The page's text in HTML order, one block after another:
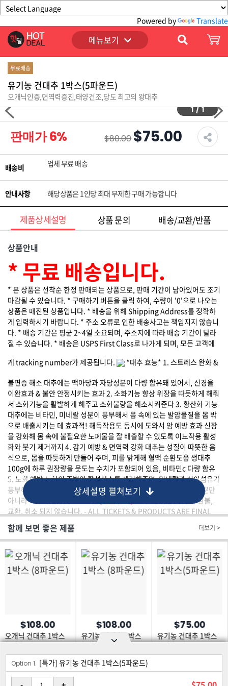
Powered by Translate
메뉴보기
무료배송
유기농 건대추 1박스(5파운드)
오개닉인증,면역력증진,태양건조,당도 최고의 왕대추
1 / 1
판매가6% $80.00 $75.00
배송비 업체 무료 배송
안내사항 해당상품은 1인당 최대 무제한 구매 가능합니다
제품상세설명 상품 문의 배송/교환/반품
상품안내
* 무료 배송입니다.
* 본 상품은 선착순 한정 판매되는 상품으로, 판매 기간이 남아있어도 조기
마감될 수 있습니다. * 구매하기 버튼을 클릭 하여, 수량이 '0'으로 나오는
상품은 매진된 상품입니다. * 배송을 위해 Shipping Address를 정확하
게 입력하시기 바랍니다. * 주소 오류로 인한 배송사고는 책임지지 않습니
다. * 배송 기간은 평균 2~4일 소요되며, 주소지에 따라 배송 기간이 달라
질 수 있습니다. * 배송은 USPS First Class로 나가게 되며, 모든 고객에
게 tracking number가 제공됩니다.
*대추 효능* 1. 스트레스 완화 &
불면증 해소 대추에는 맥아당과 자당성분이 다량 함유돼 있어서, 신경을
이완효과 & 불안 안정시키는 효과 2. 소화기능 향상 위장을 따듯하게 해줘
서 소화기능을 활발하게 해주고 소화불량을 해소시켜준다 3. 황산화 기능
대추에는 비타민, 미네랄 성분이 풍부해서 몸 속에 있는 발암물질을 몸 밖
으로 배출시키는 데 효과적! 해독작용도 동시에 도와서 암 예방 효과 신장
을 강화해 몸 속에 불필요한 노폐물을 잘 배출할 수 있도록 이뇨작용 활성
화와 붓기 제거까지 4. 감기 예방 & 면역력 강화 대추는 성질이 따뜻한 음
식으로, 몸을 따듯하게 만들어 주며, 피를 맑게해 혈액 순환도움 생대추
100g에 하루 권장량을 웃도는 수치가 포함되어 있음, 비타민c 다량 함유
5. 노화 예방 노화의 주범인 활성산소를 제거해주며, 미네랄과 식이섬유가
풍부해 노화예방에 탁월 베타카로틴이라는 성분이 함유돼 노화방지뿐만
아니라 각종 성인병에도 효과적
- 모든 상품은 결제 후 환불,
교환, 취소 되지 않습니다. - ALL TICKETS & PRODUCTS ARE FINAL
SALES. - NO MODIFICATIONS, NO REFUNDS OR EXCHANGES
상세설명 펼쳐보기
함께 보면 좋은 제품 더보기 >
$108.00
오개닉 건대추 1박스
(8파운드)
$108.00
유기농 건대추 1박스
(8파운드)
$75.00
유기농 건대추 1박스
(5파운드)
Option 1. [특가] 유기농 건대추 1박스(5파운드)
로그인